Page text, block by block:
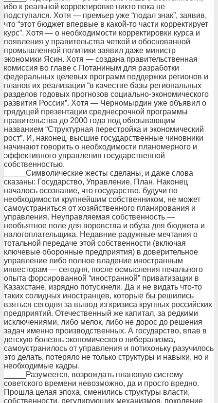
ибо к реальной корректировке никто пока не
подступался. Хотя — премьер уже “подал знак”, заявив,
что “этот бюджет впервые в какой-то части корректирует
курс”. Хотя — о необходимости корректировки курса и
появления у правительства четкой и обоснованной
промышленной политики заявил даже министр
экономики Ясин. Хотя — создана правительственная
комиссия во главе с Потаниным для разработки
федеральных целевых программ поддержки регионов и
планов их реализации “в качестве базы региональных
разделов годовых прогнозов социально-экономического
развития России”. Хотя — Черномырдин уже объявил о
грядущей презентации среднесрочной программы
правительства до 2000 года под обязывающим
названием “Структурная перестройка и экономический
рост”. И, наконец, высшие государственные чиновники
начинают говорить о необходимости планомерного и
эффективного управления государственной
собственностью.
_____Символические жесты сделаны, и даже слова
сказаны: Государство, Управление, План. Наконец
началось осознание, что государство, будучи по
необходимости крупнейшим собственником, не может
самоустраниться от хозяйственного планирования и
управления. Неуправляемая собственность —
необъятное поле для воровства и обуза для бюджета и
налогоплательщика. Недавние радужные мечтания о
тотальной передаче этой собственности (включая
ключевые оборонные предприятия) в доверительное
управление либо полное владение иностранным
инвесторам — сегодня, после осмысления печального
опыта форсированной “иностранной” приватизации в
Казахстане, изрядно потускнели. Да и не видать что-то
таких солидных иностранцев, которые бы решились
взяться сегодня за вывод из кризиса крупных российских
предприятий. Отечественный же капитал, за редкими
исключениями, либо мелок, либо не дорос до решения
задач именно производственных. А государство, впав в
детскую болезнь экономического либерализма,
самоустранилось от управления и потихоньку разучилось
это делать, потеряло не только структуры и навыки, но и
необходимые кадры.
_____Разумеется, возрождать плановую систему
советского времени невозможно, да и просто вредно.
Прошла целая эпоха, сменились структуры власти,
собственности, регулирующих механизмов, поколение